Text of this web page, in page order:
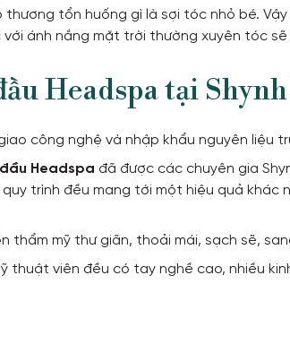
thương tổn huống gì là sợi tóc nhỏ bé.
ánh nắng mặt trời thường xuyên tóc
Headspa tại
công nghệ và nhập khẩu nguyên liệu
Headspa đã được các chuyên gia
quy trình đều mang tới một hiệu quả khác
thẩm mỹ thư giãn, thoải mái, sạch sẽ,
thuật viên đều có tay nghề cao, nhiều